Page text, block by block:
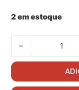
2 em estoque
U24 plug PN: